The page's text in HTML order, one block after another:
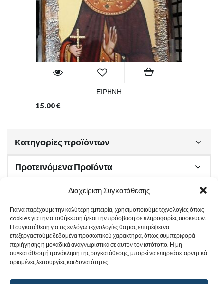
Διαχείριση Συγκατάθεσης
Για να παρέχουμε την καλύτερη εμπειρία, χρησιμοποιούμε τεχνολογίες όπως
cookies για την αποθήκευση ή/και την πρόσβαση σε πληροφορίες συσκευών.
Η συγκατάθεση για τις εν λόγω τεχνολογίες θα μας επιτρέψει να
επεξεργαστούμε δεδομένα προσωπικού χαρακτήρα, όπως συμπεριφορά
περιήγησης ή μοναδικά αναγνωριστικά σε αυτόν τον ιστότοπο. Η μη
συγκατάθεση ή η ανάκληση της συγκατάθεσης, μπορεί να επηρεάσει αρνητικά
ορισμένες λειτουργίες και δυνατότητες.
ΕΙΡΗΝΗ
15.00€
Κατηγορίες προϊόντων
Προτεινόμενα Προϊόντα
Χρήσιμα Έγγραφα
Sitemap
Στοιχεία Επικοινωνίας